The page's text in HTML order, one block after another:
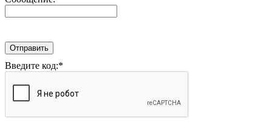
Отправить
Введите код:*